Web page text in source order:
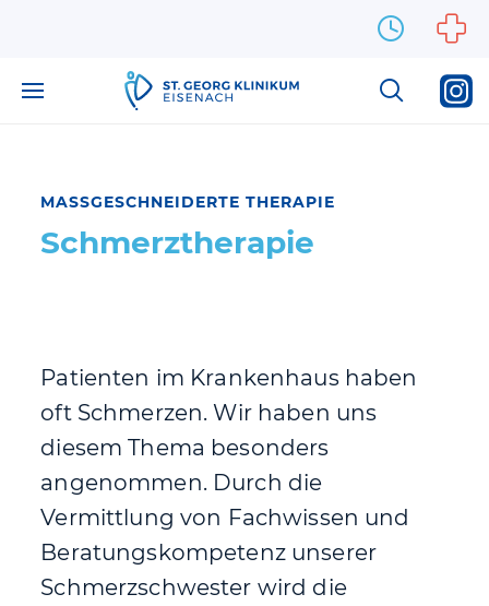
MASSGESCHNEIDERTE THERAPIE
Schmerztherapie
Patienten im Krankenhaus haben
oft Schmerzen. Wir haben uns
diesem Thema besonders
angenommen. Durch die
Vermittlung von Fachwissen und
Beratungskompetenz unserer
Schmerzschwester wird die